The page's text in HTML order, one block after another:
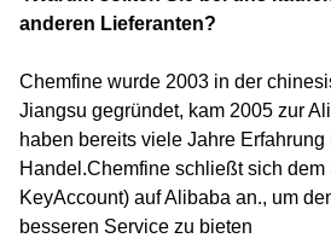
anderen Lieferanten?
Chemfine wurde 2003 in der
Jiangsu gegründet, kam 2005 zur
haben bereits viele Jahre Erfahrung
Handel.Chemfine schließt sich dem
KeyAccount) auf Alibaba an., um
besseren Service zu bieten